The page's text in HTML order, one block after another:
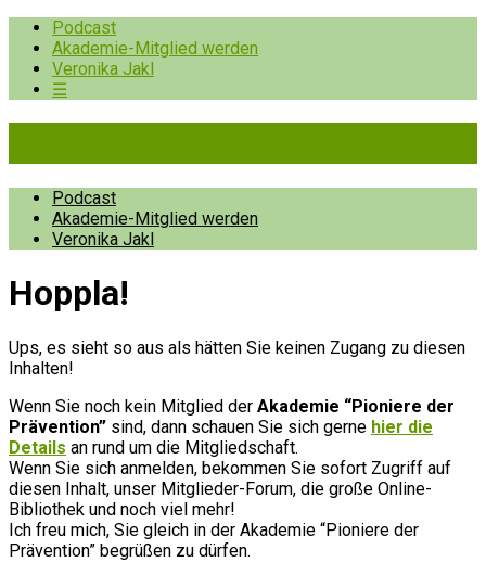
Podcast
Akademie-Mitglied werden
Veronika Jakl
☰
Podcast
Akademie-Mitglied werden
Veronika Jakl
Hopp­la!
Ups, es sieht so aus als hätten Sie keinen Zugang zu diesen
Inhalten!
Wenn Sie noch kein Mitglied der Akademie “Pioniere der
Prävention” sind, dann schauen Sie sich gerne hier die
Details an rund um die Mitgliedschaft.
Wenn Sie sich anmelden, bekommen Sie sofort Zugriff auf
diesen Inhalt, unser Mitglieder-Forum, die große Online-
Bibliothek und noch viel mehr!
Ich freu mich, Sie gleich in der Akademie “Pioniere der
Prävention” begrüßen zu dürfen.